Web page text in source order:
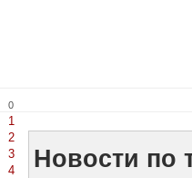
0
1
2
3
4
Новости по